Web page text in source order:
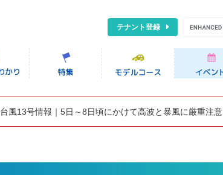
テナント登録
台風13号情報｜5日～8日頃にかけて高波と暴風に厳重注意